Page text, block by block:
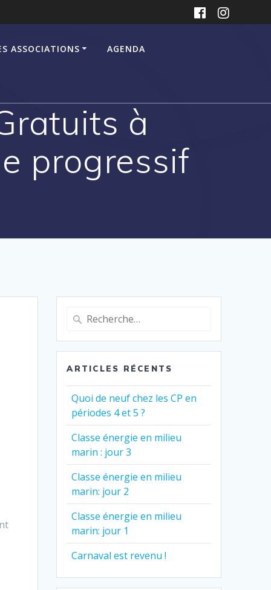
ASSOCIATIONS AGENDA
à
progressif
Recherche
pour
:
ARTICLES RÉCENTS
Quoi de neuf chez les CP en
périodes 4 et 5 ?
Classe énergie en milieu
marin : jour 3
Classe énergie en milieu
marin: jour 2
Classe énergie en milieu
marin: jour 1
Carnaval est revenu !